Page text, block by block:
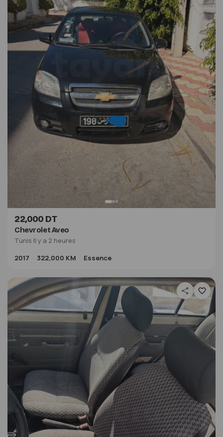
22,000 DT
Chevrolet Aveo
Tunis·Il y a 2 heures
2017
322,000 KM Essence